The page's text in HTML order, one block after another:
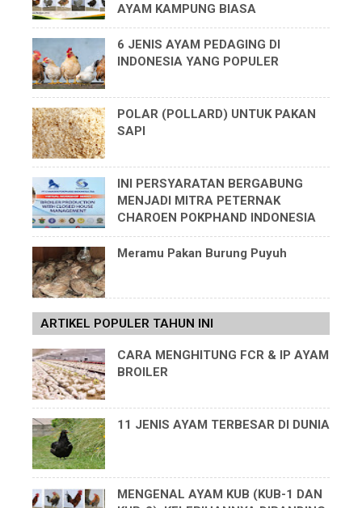
AYAM KAMPUNG BIASA
6 JENIS AYAM PEDAGING DI
INDONESIA YANG POPULER
POLAR (POLLARD) UNTUK PAKAN
SAPI
INI PERSYARATAN BERGABUNG
MENJADI MITRA PETERNAK
CHAROEN POKPHAND INDONESIA
Meramu Pakan Burung Puyuh
ARTIKEL POPULER TAHUN INI
CARA MENGHITUNG FCR & IP AYAM
BROILER
11 JENIS AYAM TERBESAR DI DUNIA
MENGENAL AYAM KUB (KUB-1 DAN